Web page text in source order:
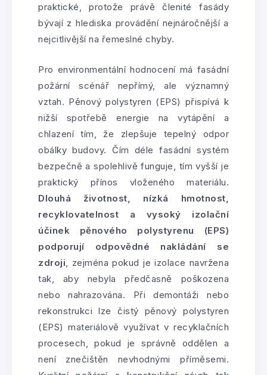
praktické, protože právě členité fasády
bývají z hlediska provádění nejnáročnější a
nejcitlivější na řemeslné chyby.
Pro environmentální hodnocení má fasádní
požární scénář nepřímý, ale významný
vztah. Pěnový polystyren (EPS) přispívá k
nižší spotřebě energie na vytápění a
chlazení tím, že zlepšuje tepelný odpor
obálky budovy. Čím déle fasádní systém
bezpečně a spolehlivě funguje, tím vyšší je
praktický přínos vloženého materiálu.
Dlouhá životnost, nízká hmotnost,
recyklovatelnost a vysoký izolační
účinek pěnového polystyrenu (EPS)
podporují odpovědné nakládání se
zdroji, zejména pokud je izolace navržena
tak, aby nebyla předčasně poškozena
nebo nahrazována. Při demontáži nebo
rekonstrukci lze čistý pěnový polystyren
(EPS) materiálově využívat v recyklačních
procesech, pokud je správně oddělen a
není znečištěn nevhodnými příměsemi.